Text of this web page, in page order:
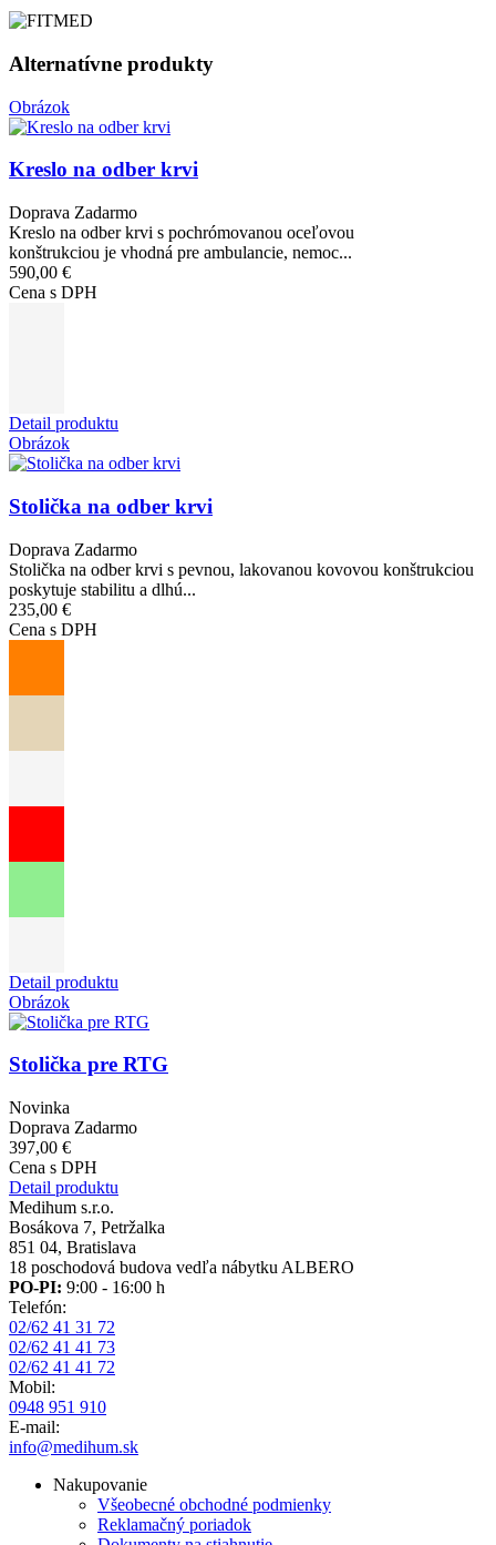
Alternatívne produkty
Obrázok
Kreslo na odber krvi
Doprava Zadarmo
Kreslo na odber krvi s pochrómovanou oceľovou
konštrukciou je vhodná pre ambulancie, nemoc...
590,00 €
Cena s DPH
Detail produktu
Obrázok
Stolička na odber krvi
Doprava Zadarmo
Stolička na odber krvi s pevnou, lakovanou kovovou konštrukciou
poskytuje stabilitu a dlhú...
235,00 €
Cena s DPH
Detail produktu
Obrázok
Stolička pre RTG
Novinka
Doprava Zadarmo
397,00 €
Cena s DPH
Detail produktu
Medihum s.r.o.
Bosákova 7, Petržalka
851 04, Bratislava
18 poschodová budova vedľa nábytku ALBERO
PO-PI: 9:00 - 16:00 h
Telefón:
02/62 41 31 72
02/62 41 41 73
02/62 41 41 72
Mobil:
0948 951 910
E-mail:
info@medihum.sk
Nakupovanie
Všeobecné obchodné podmienky
Reklamačný poriadok